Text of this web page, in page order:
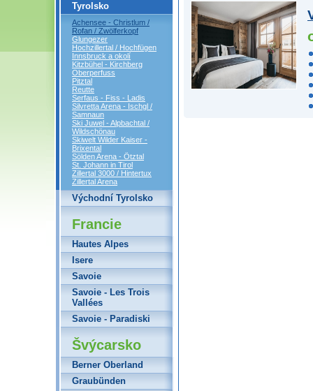
Tyrolsko
Achensee - Christlum /
Rofan / Zwölferkopf
Glungezer
Hochzillertal / Hochfügen
Innsbruck a okolí
Kitzbühel - Kirchberg
Oberperfuss
Pitztal
Reutte
Serfaus - Fiss - Ladis
Silvretta Arena - Ischgl /
Samnaun
Ski Juwel - Alpbachtal /
Wildschönau
Skiwelt Wilder Kaiser -
Brixental
Sölden Arena - Ötztal
St. Johann in Tirol
Zillertal 3000 / Hintertux
Zillertal Arena
Východní Tyrolsko
Francie
Hautes Alpes
Isere
Savoie
Savoie - Les Trois
Vallées
Savoie - Paradiski
Švýcarsko
Berner Oberland
Graubünden